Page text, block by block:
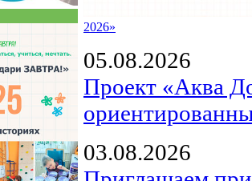
2026»
05.08.2026
Проект «Аква
03.08.2026